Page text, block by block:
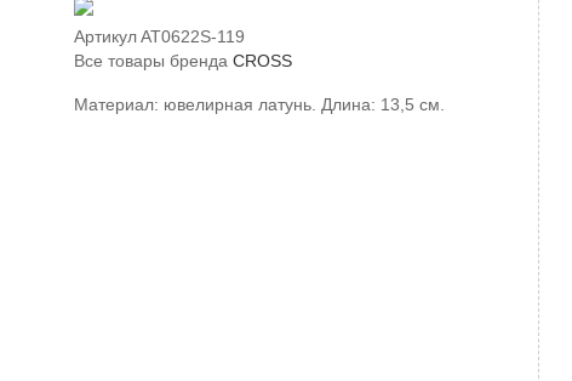
Артикул AT0622S-119
Все товары бренда CROSS
Материал: ювелирная латунь. Длина: 13,5 см.